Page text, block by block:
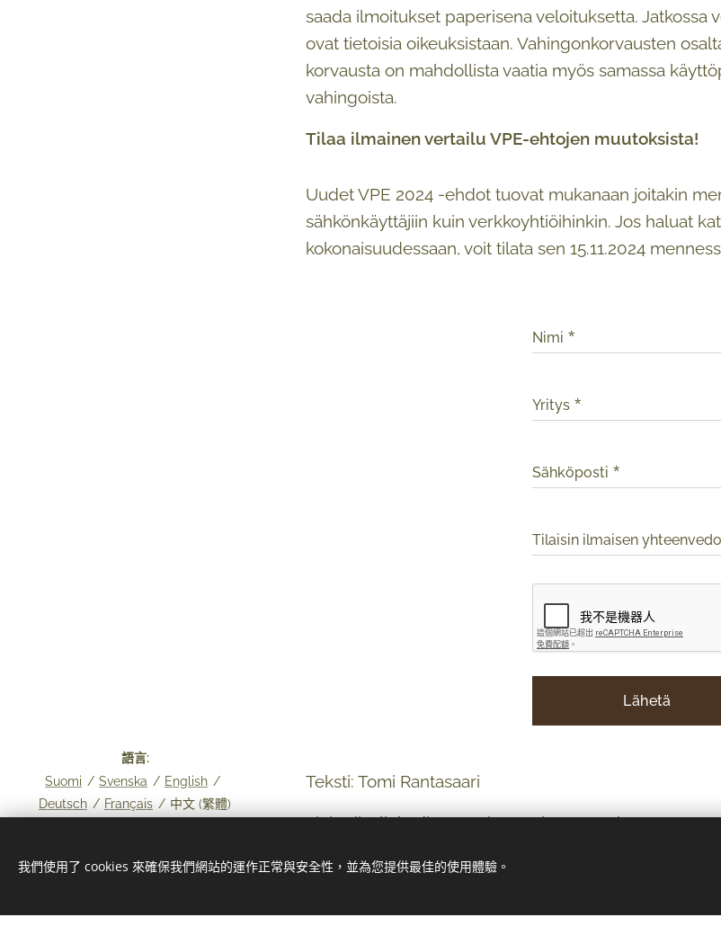
saada ilmoitukset paperisena veloituksetta.
ovat tietoisia oikeuksistaan. Vahingonkorvausten
korvausta on mahdollista vaatia myös samassa
vahingoista.
Tilaa ilmainen vertailu VPE-ehtojen muutoksista!
Uudet VPE 2024 -ehdot tuovat mukanaan joitakin
sähkönkäyttäjiin kuin verkkoyhtiöihinkin. Jos haluat
kokonaisuudessaan, voit tilata sen 15.11.2024
Nimi
Yritys
Sähköposti
Tilaisin ilmaisen
Lähetä
Teksti: Tomi Rantasaari
Linkedin:linkedin.com/in/tomirantasaari/
Copyright Skyline Legal Oy 2026
語言
Suomi
Svenska
English
Deutsch
Français 中文 (繁體)
我們使用了 cookies 來確保我們網站的運作正常與安全性，並為您提供最佳的使用體驗。